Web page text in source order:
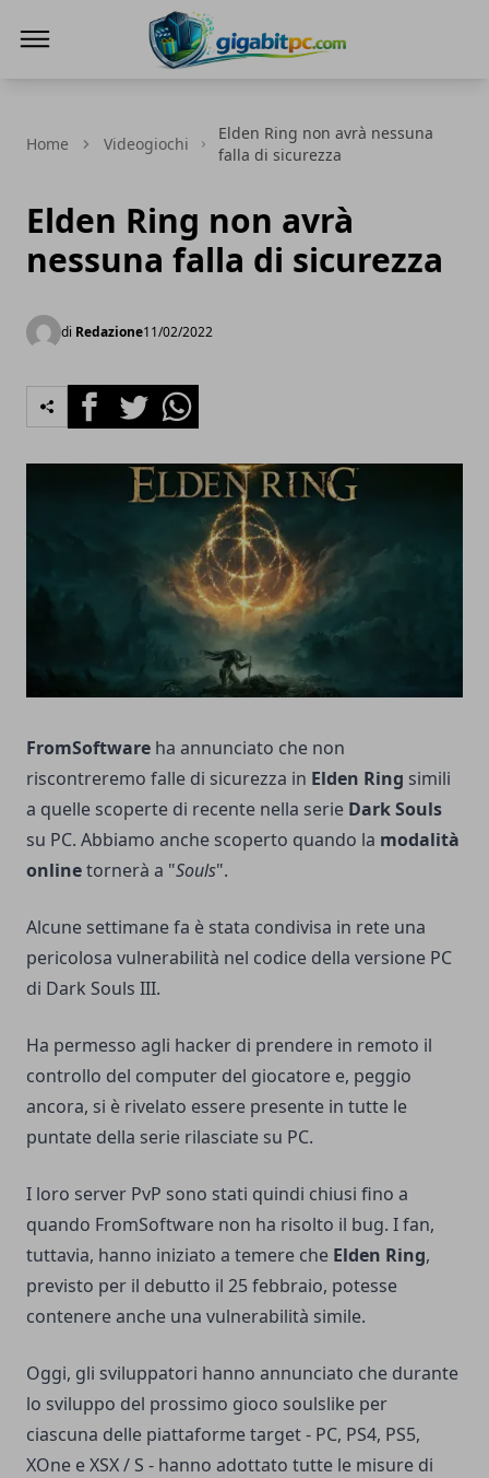
Home Videogiochi
Elden Ring non avrà nessuna
falla di sicurezza
Elden Ring non avrà
nessuna falla di sicurezza
di Redazione11/02/2022
FacebookTwitterWhatsapp
FromSoftware ha annunciato che non
riscontreremo falle di sicurezza in Elden Ring simili
a quelle scoperte di recente nella serie Dark Souls
su PC. Abbiamo anche scoperto quando la modalità
onlinetornerà a "Souls".
Alcune settimane fa è stata condivisa in rete una
pericolosa vulnerabilità nel codice della versione PC
di Dark Souls III.
Ha permesso agli hacker di prendere in remoto il
controllo del computer del giocatore e, peggio
ancora, si è rivelato essere presente in tutte le
puntate della serie rilasciate su PC.
I loro server PvP sono stati quindi chiusi fino a
quando FromSoftware non ha risolto il bug. I fan,
tuttavia, hanno iniziato a temere che Elden Ring,
previsto per il debutto il 25 febbraio, potesse
contenere anche una vulnerabilità simile.
Oggi, gli sviluppatori hanno annunciato che durante
lo sviluppo del prossimo gioco soulslike per
ciascuna delle piattaforme target - PC, PS4, PS5,
XOne e XSX / S - hanno adottato tutte le misure di